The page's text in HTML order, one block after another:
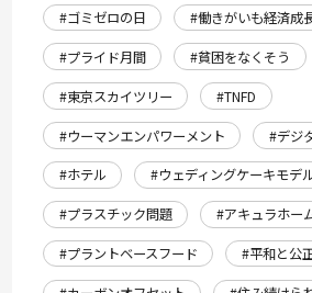
#ゴミゼロの日
#働きがいも経済成
#プライド月間
#貧困をなくそう
#東京スカイツリー
#TNFD
#ウーマンエンパワーメント
#デジ
#ホテル
#ウェディングケーキモデ
#プラスチック問題
#アキュラホー
#プラントベースフード
#平和と公